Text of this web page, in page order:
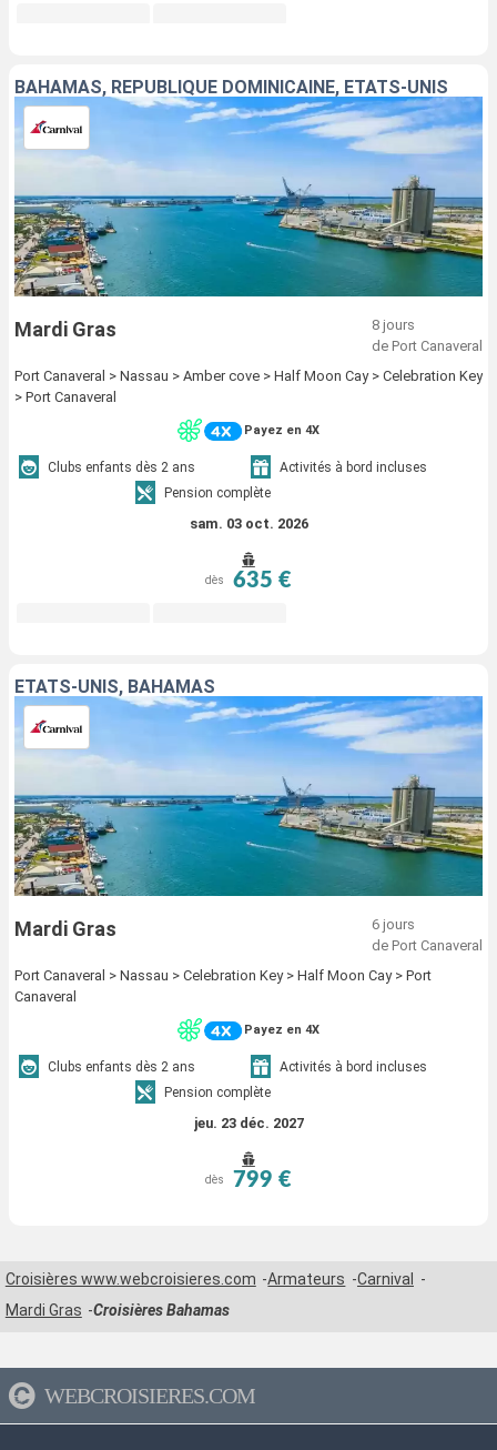
BAHAMAS, RÉPUBLIQUE DOMINICAINE, ÉTATS-UNIS
Mardi Gras
8 jours
de Port Canaveral
Port Canaveral > Nassau > Amber cove > Half Moon Cay > Celebration Key
> Port Canaveral
Payez en 4X
Clubs enfants dès 2 ans
Activités à bord incluses
Pension complète
sam. 03 oct. 2026
dès 635 €
ÉTATS-UNIS, BAHAMAS
Mardi Gras
6 jours
de Port Canaveral
Port Canaveral > Nassau > Celebration Key > Half Moon Cay > Port
Canaveral
Payez en 4X
Clubs enfants dès 2 ans
Activités à bord incluses
Pension complète
jeu. 23 déc. 2027
dès 799 €
Croisières www.webcroisieres.com Armateurs
Carnival
Mardi Gras
Croisières Bahamas
WEBCROISIERES.COM